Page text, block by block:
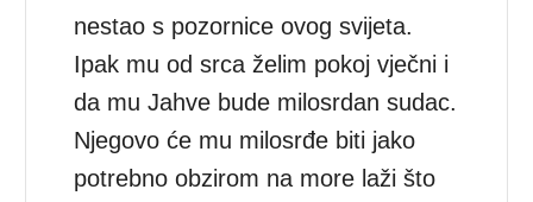
nestao s pozornice ovog svijeta.
Ipak mu od srca želim pokoj vječni i
da mu Jahve bude milosrdan sudac.
Njegovo će mu milosrđe biti jako
potrebno obzirom na more laži što